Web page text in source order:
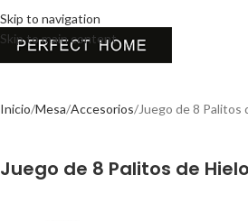
Skip to navigation
Skip to main content
Inicio Mesa Accesorios Juego de 8 Palitos
Juego de 8 Palitos de